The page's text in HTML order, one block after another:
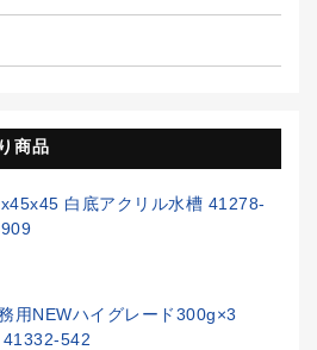
商品
白底アクリル水槽 41278-
用NEWハイグレード300g×3
41332-542